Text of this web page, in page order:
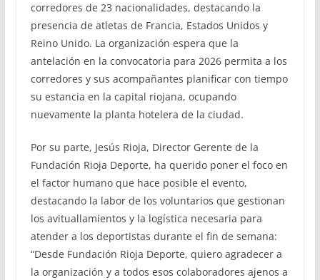
corredores de 23 nacionalidades, destacando la
presencia de atletas de Francia, Estados Unidos y
Reino Unido. La organización espera que la
antelación en la convocatoria para 2026 permita a los
corredores y sus acompañantes planificar con tiempo
su estancia en la capital riojana, ocupando
nuevamente la planta hotelera de la ciudad.
Por su parte, Jesús Rioja, Director Gerente de la
Fundación Rioja Deporte, ha querido poner el foco en
el factor humano que hace posible el evento,
destacando la labor de los voluntarios que gestionan
los avituallamientos y la logística necesaria para
atender a los deportistas durante el fin de semana:
“Desde Fundación Rioja Deporte, quiero agradecer a
la organización y a todos esos colaboradores ajenos a